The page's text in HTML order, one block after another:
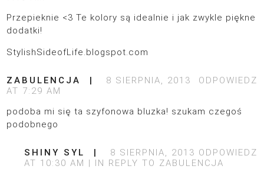
Przepieknie <3 Te kolory są idealnie i jak zwykle piękne
dodatki!
StylishSideofLife.blogspot.com
ODPOWIEDZ
ZABULENCJA
8 SIERPNIA, 2013
AT 7:29 AM
podoba mi się ta szyfonowa bluzka! szukam czegoś
podobnego
ODPOWIEDZ
SHINY SYL
8 SIERPNIA, 2013
AT 10:30 AM
IN REPLY TO ZABULENCJA